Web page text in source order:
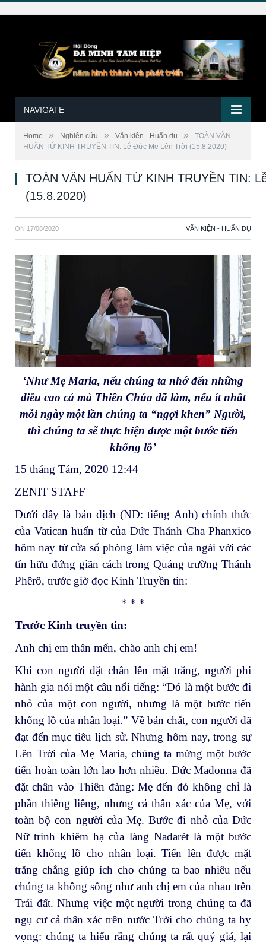
NAVIGATE
Home » Nghiên cứu » Văn kiện - Huấn dụ »
TOÀN VĂN
HUẤN TỪ KINH TRUYỀN TIN: Lễ Đức Mẹ Lên Trời (15.8.2020)
TOÀN VĂN HUẤN TỪ KINH TRUYỀN TIN:
(15.8.2020)
ON 17/08/2020 VĂN KIỆN - HUẤN DỤ
‘Như Mẹ Maria, nếu chúng ta nhớ đến những
điều cao cả mà Thiên Chúa đã làm, nếu ít nhất
mỗi ngày một lần chúng ta “ngợi khen” Người,
thì chúng ta sẽ thực hiện được một bước tiến
khổng lồ’
15 tháng Tám, 2020 12:44
ZENIT STAFF
Dưới đây là bản dịch (ND: tiếng Anh) chính thức
của Vatican huấn từ của Đức Thánh Cha Phanxico
hôm nay từ cửa sổ phòng làm việc của ngài với các
tín hữu đứng giãn cách trong Quảng trường Thánh
Phêrô, trước giờ đọc Kinh Truyền tin:
* * *
Trước Kinh truyền tin:
Anh chị em thân mến, chào anh chị em!
Khi con người đặt chân lên mặt trăng, người phi
hành gia nói một câu nổi tiếng: “Đó là một bước đi
nhỏ của một con người, nhưng là một bước tiến
khổng lồ của nhân loại.” Về bản chất, con người đã
đạt đến mục tiêu lịch sử. Nhưng hôm nay, trong sự
Lên Trời của Mẹ Maria, chúng ta mừng một bước
tiến hoàn toàn lớn lao hơn nhiều. Đức Madonna đã
đặt chân vào Thiên đàng: Mẹ đến đó không chỉ là
phần thiêng liêng, nhưng cả thân xác của Mẹ, với
toàn bộ con người của Mẹ. Bước đi nhỏ của Đức
Nữ trinh khiêm hạ của làng Nadarét là một bước
tiến khổng lồ cho nhân loại. Tiến lên được mặt
trăng chẳng giúp ích cho chúng ta bao nhiêu nếu
chúng ta không sống như anh chị em của nhau trên
Trái đất. Nhưng việc một người trong chúng ta đã
ngụ cư cả thân xác trên nước Trời cho chúng ta hy
vọng: chúng ta hiểu rằng chúng ta rất quý giá, lại